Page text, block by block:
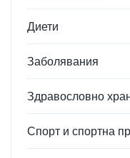
Диети
Заболявания
Здравословно
Спорт и спортна